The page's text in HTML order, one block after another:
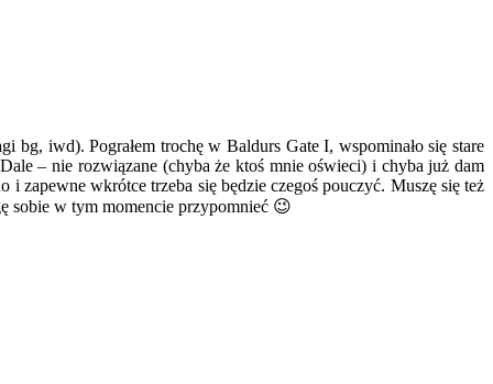
bg, iwd). Pograłem trochę w Baldurs Gate I, wspominało się stare
– nie rozwiązane (chyba że ktoś mnie oświeci) i chyba już dam
i zapewne wkrótce trzeba się będzie czegoś pouczyć. Muszę się też
sobie w tym momencie przypomnieć 😉